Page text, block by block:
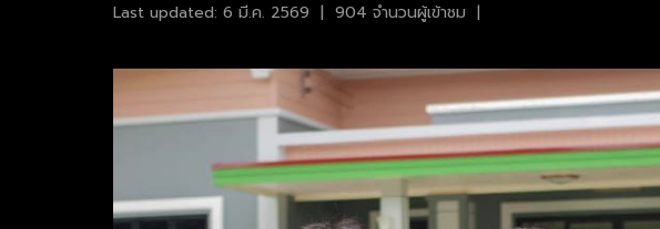
Last updated: 6 มี.ค. 2569 | 904 จำนวนผู้เข้าชม |